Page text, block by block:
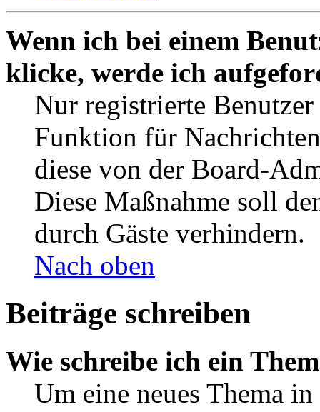
Wenn ich bei einem
klicke, werde ich
Nur registrierte
Funktion für
diese von der Board-
Diese Maßnahme soll
durch Gäste verhindern.
Nach oben
Beiträge schreiben
Wie schreibe ich ein
Um eine neues Thema